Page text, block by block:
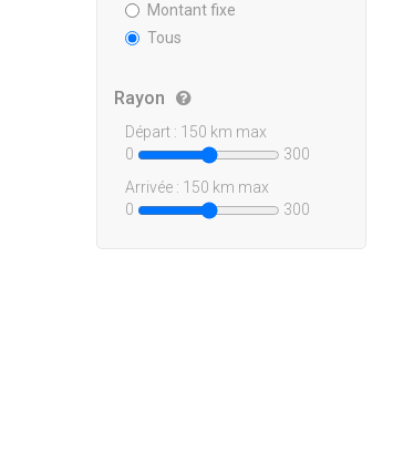
Montant fixe
Tous
Rayon
Départ : 150 km max
0
300
Arrivée : 150 km max
0
300